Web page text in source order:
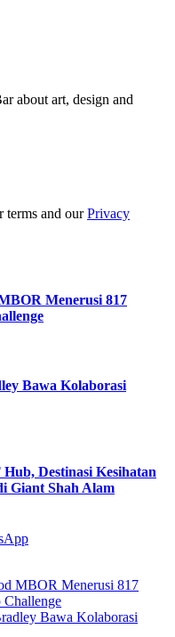
about art, design and
terms and ourPrivacy
Menerusi 817
Bawa Kolaborasi
Destinasi Kesihatan
Giant Shah Alam
MBOR Menerusi 817
Challenge
Bawa Kolaborasi